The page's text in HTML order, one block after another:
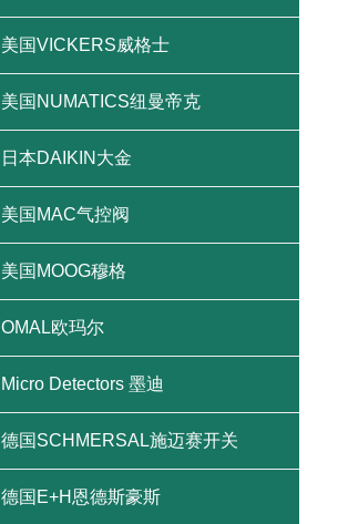
美国VICKERS威格士
美国NUMATICS纽曼帝克
日本DAIKIN大金
美国MAC气控阀
美国MOOG穆格
OMAL欧玛尔
Micro Detectors 墨迪
德国SCHMERSAL施迈赛开关
德国E+H恩德斯豪斯